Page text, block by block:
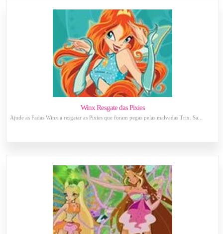
Winx Resgate das Pixies
Ajude as Fadas Winx a resgatar as Pixies que foram pegas pelas malvadas Trix. Sa...